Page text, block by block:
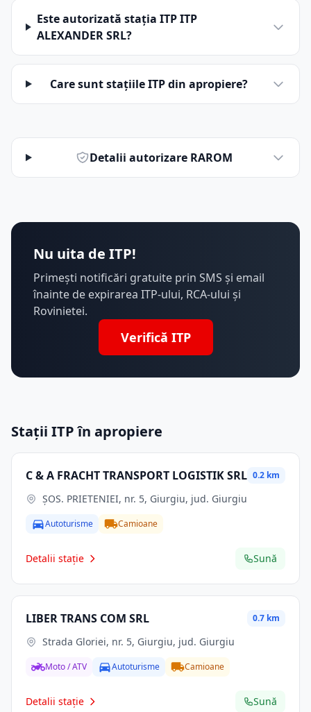
Este autorizată stația ITP ITP
ALEXANDER SRL?
Care sunt stațiile ITP din apropiere?
Detalii autorizare RAROM
Nu uita de ITP!
Primești notificări gratuite prin SMS și email
înainte de expirarea ITP-ului, RCA-ului și
Rovinietei.
Verifică ITP
Stații ITP în apropiere
C & A FRACHT TRANSPORT LOGISTIK SRL 0.2 km
ŞOS. PRIETENIEI, nr. 5, Giurgiu, jud. Giurgiu
Autoturisme Camioane
Detalii stație Sună
LIBER TRANS COM SRL 0.7 km
Strada Gloriei, nr. 5, Giurgiu, jud. Giurgiu
Moto / ATV Autoturisme Camioane
Detalii stație Sună